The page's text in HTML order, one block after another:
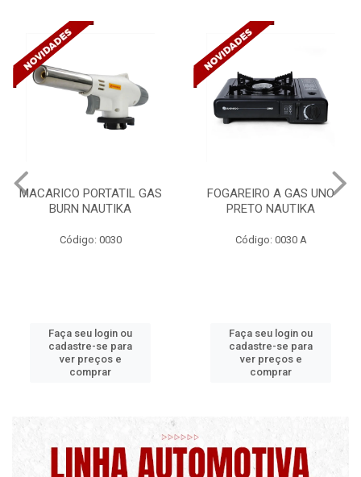
MACARICO PORTATIL GAS
BURN NAUTIKA
Código: 0030
Faça seu login ou
cadastre-se para
ver preços e
comprar
FOGAREIRO A GAS UNO
PRETO NAUTIKA
Código: 0030 A
Faça seu login ou
cadastre-se para
ver preços e
comprar